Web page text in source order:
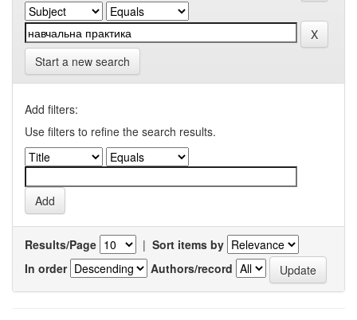
Start a new search
Add filters:
Use filters to refine the search results.
Results/Page | Sort items by
In order
Authors/record